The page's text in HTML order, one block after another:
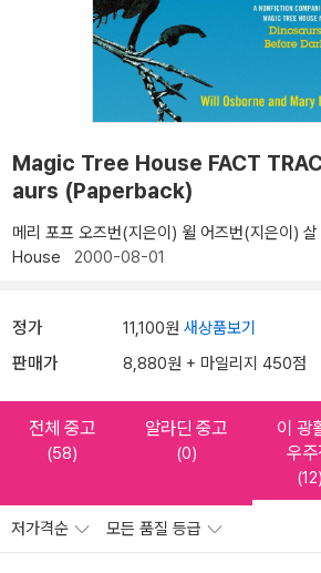
Magic Tree House FACT
aurs (Paperback)
메리 포프 오즈번(지은이) 윌 어즈번(지은이)
House 2000-08-01
정가 11,100원 새상품보기
판매가 8,880원 + 마일리지 450점
전체 중고
(58)
알라딘 중고
(0)
이 광
우주
(12)
저가격순 모든 품질 등급